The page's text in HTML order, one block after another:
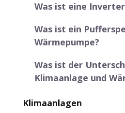
Was ist eine
Was ist ein
Wärmepumpe?
Was ist der
Klimaanlage und
Klimaanlagen